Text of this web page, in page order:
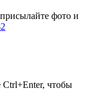
фото и
Ctrl+Enter, чтобы